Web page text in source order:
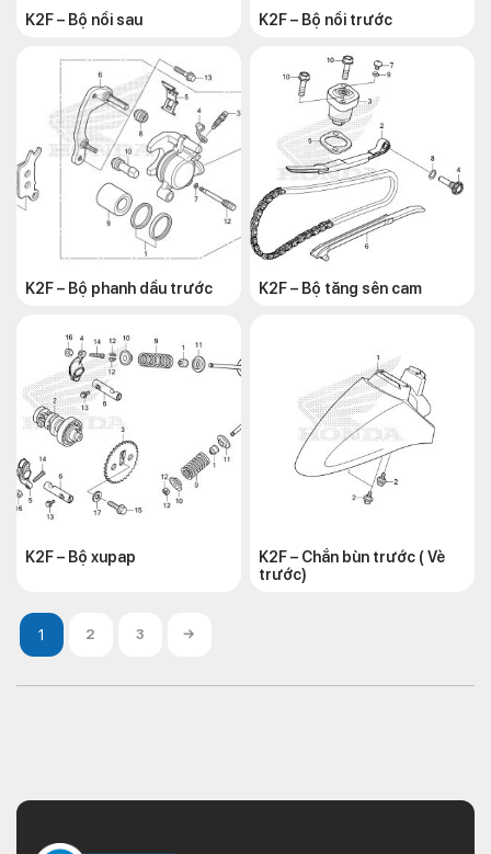
K2F – Bộ nồi sau K2F – Bộ nồi trước
K2F – Bộ phanh dầu trước K2F – Bộ tăng sên cam
K2F – Bộ xupap
K2F – Chắn bùn trước ( Vè
trước)
2 3 →